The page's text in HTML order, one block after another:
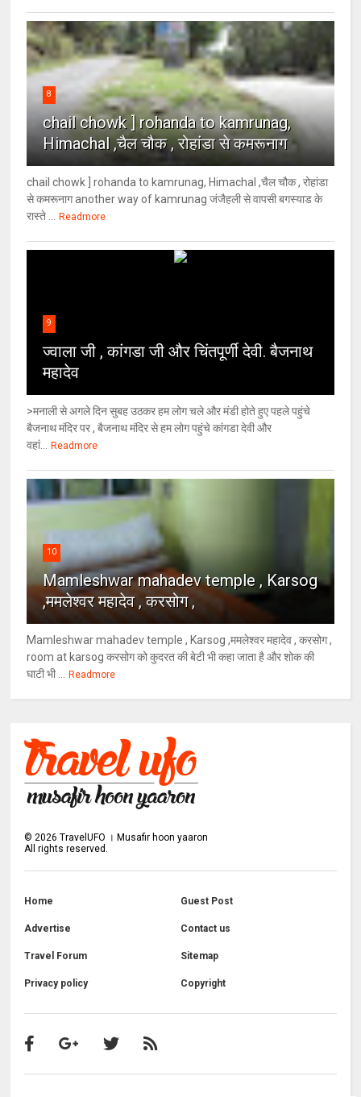
8
chail chowk ] rohanda to kamrunag,
Himachal ,चैल चौक , रोहांडा से कमरूनाग
chail chowk ] rohanda to kamrunag, Himachal ,चैल चौक , रोहांडा
से कमरूनाग another way of kamrunag जंजैहली से वापसी बगस्याड के
रास्ते ...
Readmore
9
ज्वाला जी , कांगडा जी और चिंतपूर्णी देवी. बैजनाथ
महादेव
>मनाली से अगले दिन सुबह उठकर हम लोग चले और मंडी होते हुए पहले पहुंचे
बैजनाथ मंदिर पर , बैजनाथ मंदिर से हम लोग पहुंचे कांगडा देवी और
वहां...
Readmore
10
Mamleshwar mahadev temple , Karsog
,ममलेश्वर महादेव , करसोग ,
Mamleshwar mahadev temple , Karsog ,ममलेश्वर महादेव , करसोग ,
room at karsog करसोग को कुदरत की बेटी भी कहा जाता है और शोक की
घाटी भी ...
Readmore
© 2026 TravelUFO । Musafir hoon yaaron
All rights reserved.
Home Guest Post
Advertise Contact us
Travel Forum Sitemap
Privacy policy Copyright